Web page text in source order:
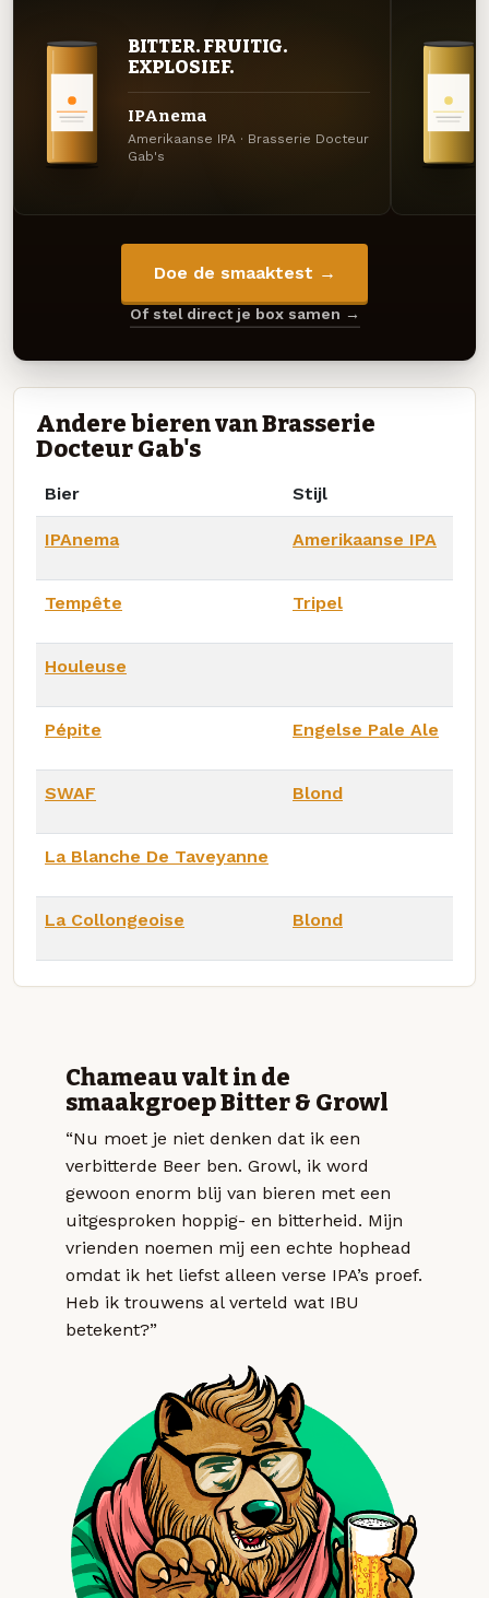
BITTER. FRUITIG.
EXPLOSIEF.
IPAnema
Amerikaanse IPA · Brasserie Docteur
Gab's
Doe de smaaktest →
Of stel direct je box samen →
Andere bieren van Brasserie
Docteur Gab's
Bier Stijl
IPAnema Amerikaanse IPA
Tempête Tripel
Houleuse
Pépite Engelse Pale Ale
SWAF Blond
La Blanche De Taveyanne
La Collongeoise Blond
Chameau valt in de
smaakgroep Bitter & Growl
“Nu moet je niet denken dat ik een
verbitterde Beer ben. Growl, ik word
gewoon enorm blij van bieren met een
uitgesproken hoppig- en bitterheid. Mijn
vrienden noemen mij een echte hophead
omdat ik het liefst alleen verse IPA’s proef.
Heb ik trouwens al verteld wat IBU
betekent?”